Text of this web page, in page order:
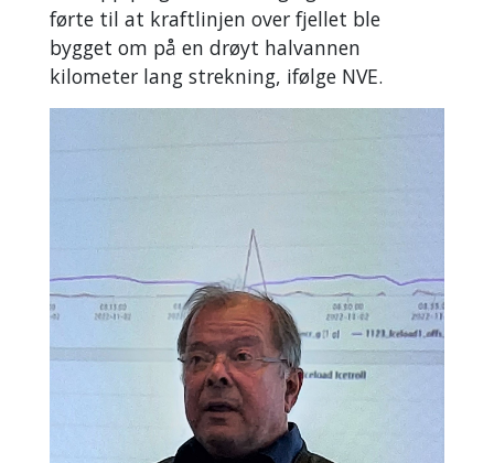
førte til at kraftlinjen over fjellet ble
bygget om på en drøyt halvannen
kilometer lang strekning, ifølge NVE.